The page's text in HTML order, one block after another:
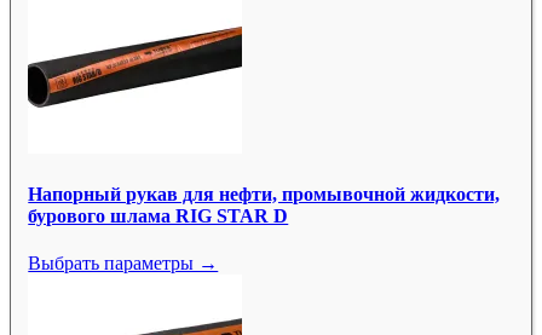
Напорный рукав для нефти, промывочной жидкости,
бурового шлама RIG STAR D
Выбрать параметры →